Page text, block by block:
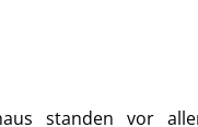
standen vor